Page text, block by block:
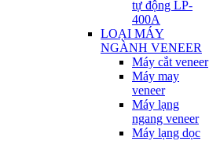
tự động LP-
400A
LOẠI MÁY
NGÀNH VENEER
Máy cắt veneer
Máy may
veneer
Máy lạng
ngang veneer
Máy lạng dọc